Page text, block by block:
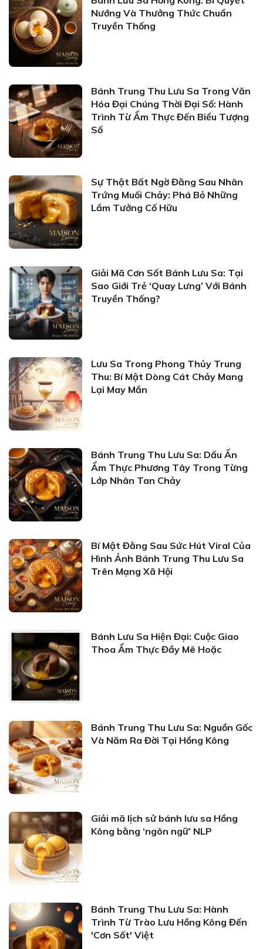
Nướng Và Thưởng Thức Chuẩn
Truyền Thống
Bánh Trung Thu Lưu Sa Trong Văn
Hóa Đại Chúng Thời Đại Số: Hành
Trình Từ Ẩm Thực Đến Biểu Tượng
Số
Sự Thật Bất Ngờ Đằng Sau Nhân
Trứng Muối Chảy: Phá Bỏ Những
Lầm Tưởng Cố Hữu
Giải Mã Cơn Sốt Bánh Lưu Sa: Tại
Sao Giới Trẻ ‘Quay Lưng’ Với Bánh
Truyền Thống?
Lưu Sa Trong Phong Thủy Trung
Thu: Bí Mật Dòng Cát Chảy Mang
Lại May Mắn
Bánh Trung Thu Lưu Sa: Dấu Ấn
Ẩm Thực Phương Tây Trong Từng
Lớp Nhân Tan Chảy
Bí Mật Đằng Sau Sức Hút Viral Của
Hình Ảnh Bánh Trung Thu Lưu Sa
Trên Mạng Xã Hội
Bánh Lưu Sa Hiện Đại: Cuộc Giao
Thoa Ẩm Thực Đầy Mê Hoặc
Bánh Trung Thu Lưu Sa: Nguồn Gốc
Và Năm Ra Đời Tại Hồng Kông
Giải mã lịch sử bánh lưu sa Hồng
Kông bằng ‘ngôn ngữ’ NLP
Bánh Trung Thu Lưu Sa: Hành
Trình Từ Trào Lưu Hồng Kông Đến
'Cơn Sốt' Việt